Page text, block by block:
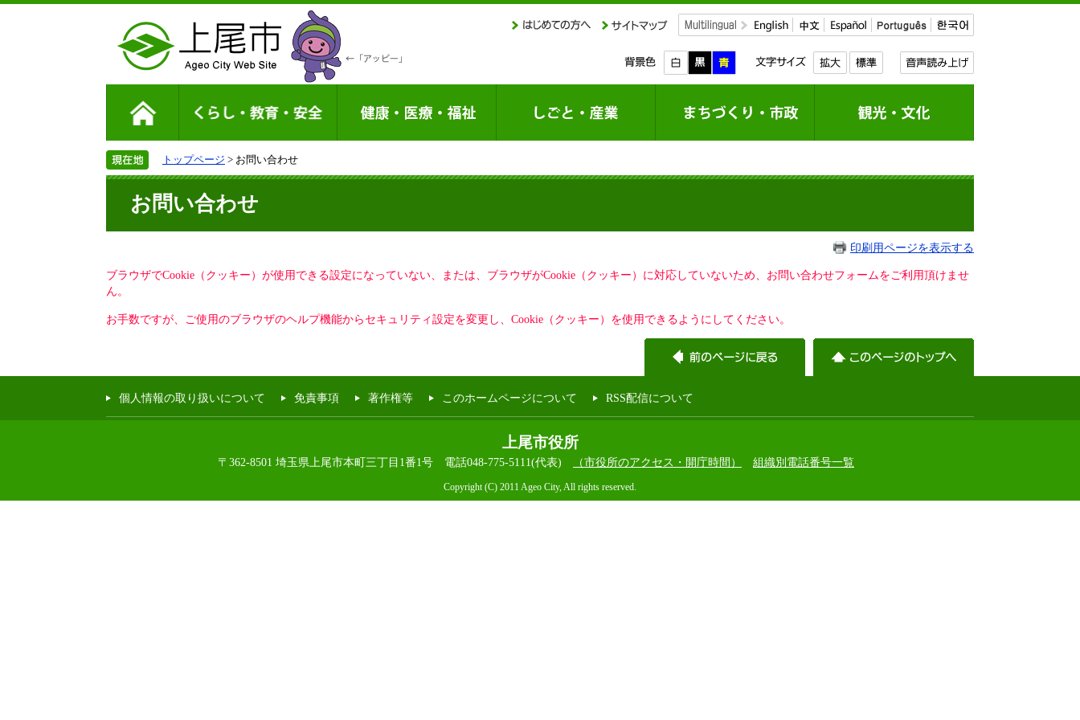
トップページ > お問い合わせ
お問い合わせ
印刷用ページを表示する
ブラウザでCookie（クッキー）が使用できる設定になっていない、または、ブラウザがCookie（クッキー）に対応していないため、お問い合わせフォームをご利用頂けませ
ん。
お手数ですが、ご使用のブラウザのヘルプ機能からセキュリティ設定を変更し、Cookie（クッキー）を使用できるようにしてください。
個人情報の取り扱いについて 免責事項 著作権等 このホームページについて RSS配信について
上尾市役所
〒362-8501 埼玉県上尾市本町三丁目1番1号 電話048-775-5111(代表) （市役所のアクセス・開庁時間） 組織別電話番号一覧
Copyright (C) 2011 Ageo City, All rights reserved.